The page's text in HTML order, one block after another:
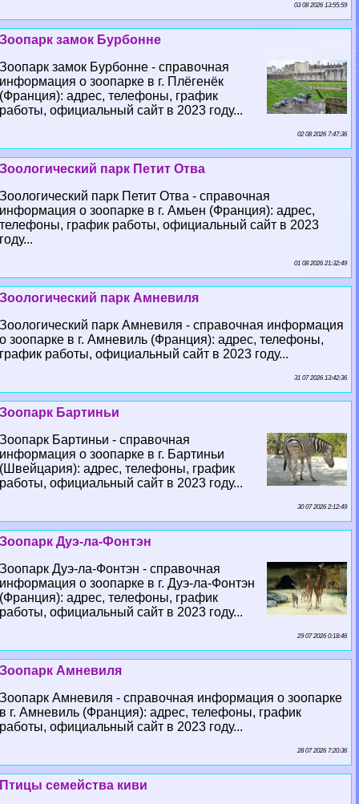
03 08 2026 13:55:59
Зоопарк замок Бурбонне
Зоопарк замок Бурбонне - справочная
информация о зоопарке в г. Плёгенёк
(Франция): адрес, телефоны, график
работы, официальный сайт в 2023 году...
02 08 2026 7:47:36
Зоологический парк Петит Отва
Зоологический парк Петит Отва - справочная
информация о зоопарке в г. Амьен (Франция): адрес,
телефоны, график работы, официальный сайт в 2023
году...
01 08 2026 21:32:49
Зоологический парк Амневиля
Зоологический парк Амневиля - справочная информация
о зоопарке в г. Амневиль (Франция): адрес, телефоны,
график работы, официальный сайт в 2023 году...
31 07 2026 13:42:36
Зоопарк Бартиньи
Зоопарк Бартиньи - справочная
информация о зоопарке в г. Бартиньи
(Швейцария): адрес, телефоны, график
работы, официальный сайт в 2023 году...
30 07 2026 2:12:49
Зоопарк Дуэ-ла-Фонтэн
Зоопарк Дуэ-ла-Фонтэн - справочная
информация о зоопарке в г. Дуэ-ла-Фонтэн
(Франция): адрес, телефоны, график
работы, официальный сайт в 2023 году...
29 07 2026 0:18:46
Зоопарк Амневиля
Зоопарк Амневиля - справочная информация о зоопарке
в г. Амневиль (Франция): адрес, телефоны, график
работы, официальный сайт в 2023 году...
28 07 2026 7:20:36
Птицы семейства киви